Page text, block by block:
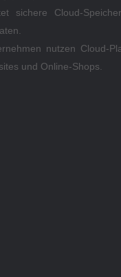
sichere Cloud-
nutzen Cloud-
und Online-Shops.